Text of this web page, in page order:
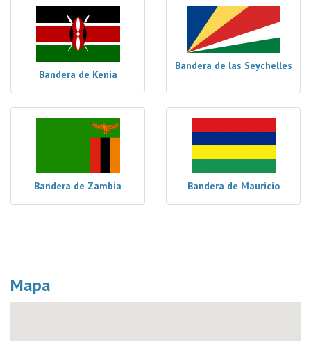
Bandera de Kenia
Bandera de las Seychelles
Bandera de Zambia Bandera de Mauricio
Mapa